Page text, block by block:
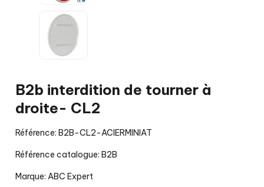
B2b interdition de tourner à
droite- CL2
Référence: B2B-CL2-ACIERMINIAT
Référence catalogue: B2B
Marque: ABC Expert